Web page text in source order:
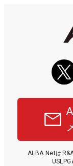
ALBA Netは